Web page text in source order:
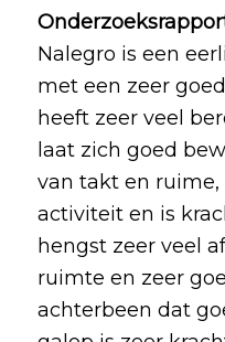
Nalegro is een
met een zeer
heeft zeer veel
laat zich goed
van takt en ruime,
activiteit en is
hengst zeer veel
ruimte en zeer
achterbeen dat